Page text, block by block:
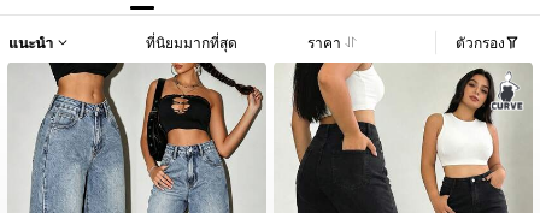
แนะนำ ที่นิยมมากที่สุด ราคา ตัวกรอง